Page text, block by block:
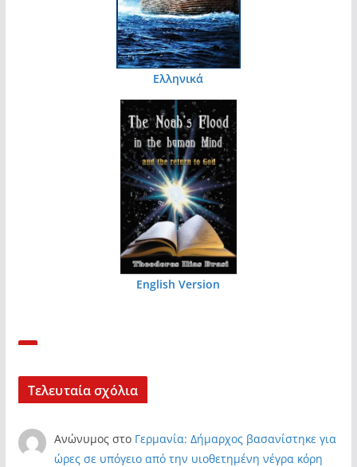
Ελληνικά
English Version
Τελευταία σχόλια
Ανώνυμος στο Γερμανία: Δήμαρχος βασανίστηκε για
ώρες σε υπόγειο από την υιοθετημένη νέγρα κόρη